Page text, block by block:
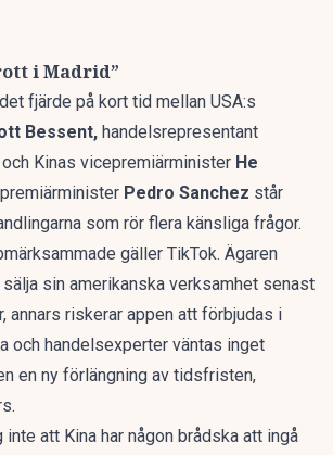
i Madrid”
fjärde på kort tid mellan USA:s
Bessent, handelsrepresentant
och Kinas vicepremiärminister He
Pedro Sanchez står
som rör flera känsliga frågor.
gäller TikTok. Ägaren
sin amerikanska verksamhet senast
annars riskerar appen att förbjudas i
och handelsexperter väntas inget
en ny förlängning av tidsfristen,
inte att Kina har någon brådska att ingå